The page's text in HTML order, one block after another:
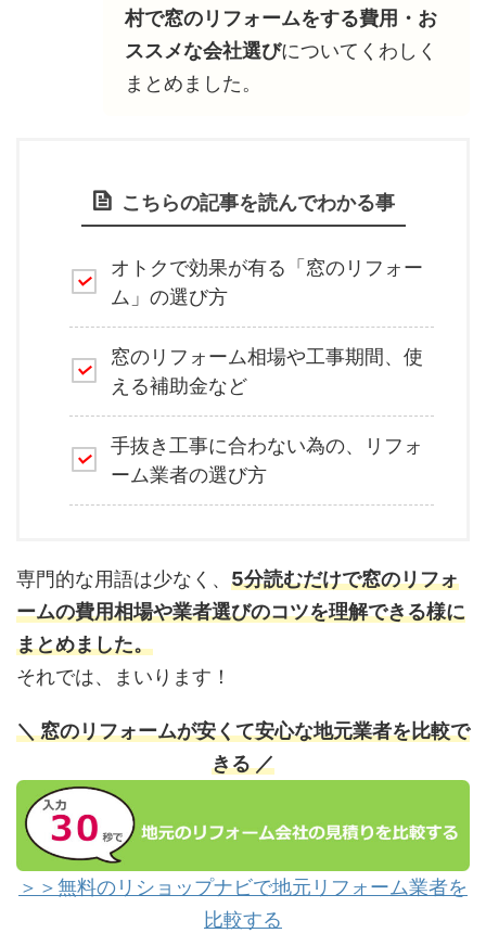
村で窓のリフォームをする費用・お
ススメな会社選びについてくわしく
まとめました。
こちらの記事を読んでわかる事
オトクで効果が有る「窓のリフォー
ム」の選び方
窓のリフォーム相場や工事期間、使
える補助金など
手抜き工事に合わない為の、リフォ
ーム業者の選び方
専門的な用語は少なく、 5分読むだけで窓のリフォ
ームの費用相場や業者選びのコツを理解できる様に
まとめました。
それでは、まいります！
＼ 窓のリフォームが安くて安心な地元業者を比較で
きる ／
＞＞無料のリショップナビで地元リフォーム業者を
比較する